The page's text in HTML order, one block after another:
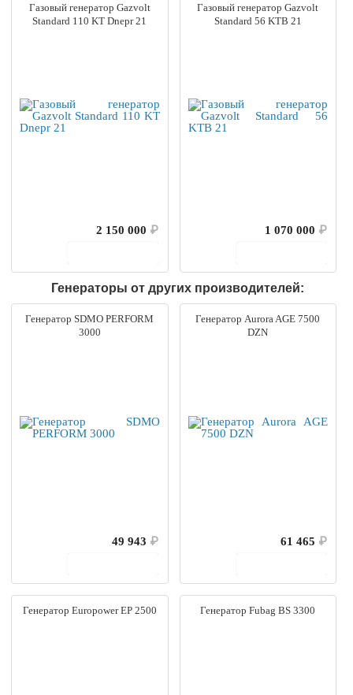
Газовый генератор Gazvolt
Standard 110 KT Dnepr 21
2 150 000 ₽
Газовый генератор Gazvolt
Standard 56 KTB 21
1 070 000 ₽
Генераторы от других производителей:
Генератор SDMO PERFORM
3000
49 943 ₽
Генератор Aurora AGE 7500
DZN
61 465 ₽
Генератор Europower EP 2500 Генератор Fubag BS 3300